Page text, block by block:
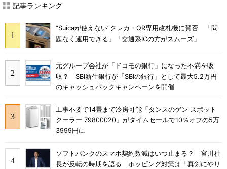
記事ランキング
“Suicaが使えない”クレカ・QR専用改札機に賛否 「問
題なく運用できる」「交通系ICの方がスムーズ」
元グループ会社が「ドコモの銀行」になった不満を吸
収？ SBI新生銀行が「SBIの銀行」として最大5.2万円
のキャッシュバックキャンペーンを開催
工事不要で14畳まで冷房可能「タンスのゲン スポット
クーラー 79800020」がタイムセールで10％オフの5万
3999円に
ソフトバンクのスマホ契約数減はいつ止まる？ 宮川社
長が反転の時期を語る ホッピング対策は「真剣にやり